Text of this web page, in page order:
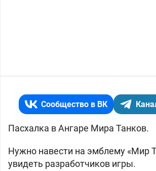
Сообщество в ВК
Пасхалка в Ангаре Мира Танков.
Нужно навести на эмблему «Мир
увидеть разработчиков игры.